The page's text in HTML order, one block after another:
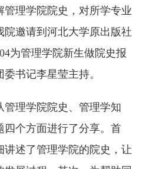
理学院院史，对所学专业
邀请到河北大学原出版社
为管理学院新生做院史报
书记李星莹主持。
管理学院院史、管理学知
四个方面进行了分享。首
讲述了管理学院的院史，让